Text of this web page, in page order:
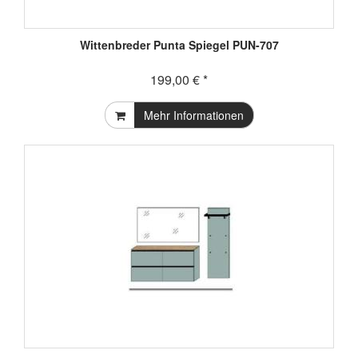
Wittenbreder Punta Spiegel PUN-707
199,00 € *
Mehr Informationen